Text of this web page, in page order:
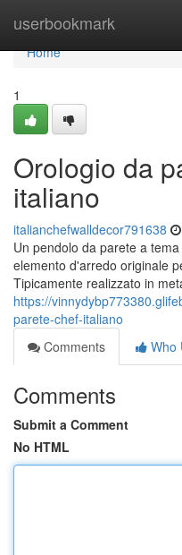
userbookmark
Home
Home
1
Orologio da
italiano
italianchefwalldecor791638
Un pendolo da parete a
elemento d'arredo originale
Tipicamente realizzato in
https://
parete-chef-italiano
Comments
Who
Comments
Submit a Comment
No HTML